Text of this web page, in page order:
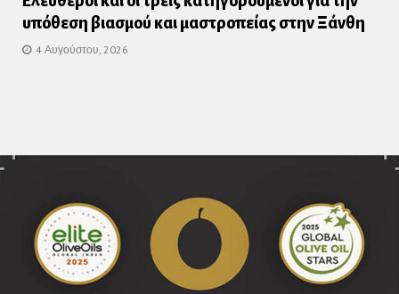
υπόθεση βιασμού και μαστροπείας στην Ξάνθη
4 Αυγούστου, 2026